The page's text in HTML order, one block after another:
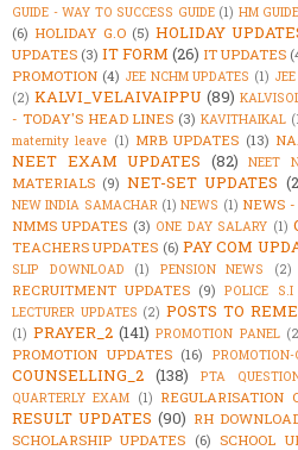
GUIDE - WAY TO SUCCESS GUIDE (1) HM GUIDE
(6) HOLIDAY G.O (5) HOLIDAY
UPDATES (3) IT FORM (26) IT UPDATES
PROMOTION (4) JEE NCHM UPDATES (1)
(2) KALVI_VELAIVAIPPU (89)
- TODAY'S HEAD LINES (3) KAVITHAIKAL
maternity leave (1) MRB UPDATES (13)
NEET EXAM UPDATES (82) NEET
MATERIALS (9) NET-SET UPDATES
NEW INDIA SAMACHAR (1) NEWS (1) NEWS
NMMS UPDATES (3) ONE DAY SALARY (1)
TEACHERS UPDATES (6) PAY COM
SLIP DOWNLOAD
(1) PENSION NEWS (2)
RECRUITMENT UPDATES (9) POLICE S.I
LECTURER UPDATES (2) POSTS TO
(1) PRAYER_2 (141) PROMOTION PANEL
PROMOTION UPDATES (16) PROMOTION-
COUNSELLING_2 (138) PTA
QUARTERLY EXAM (1) REGULARISATION
RESULT UPDATES (90) RH
SCHOLARSHIP UPDATES (6) SCHOOL